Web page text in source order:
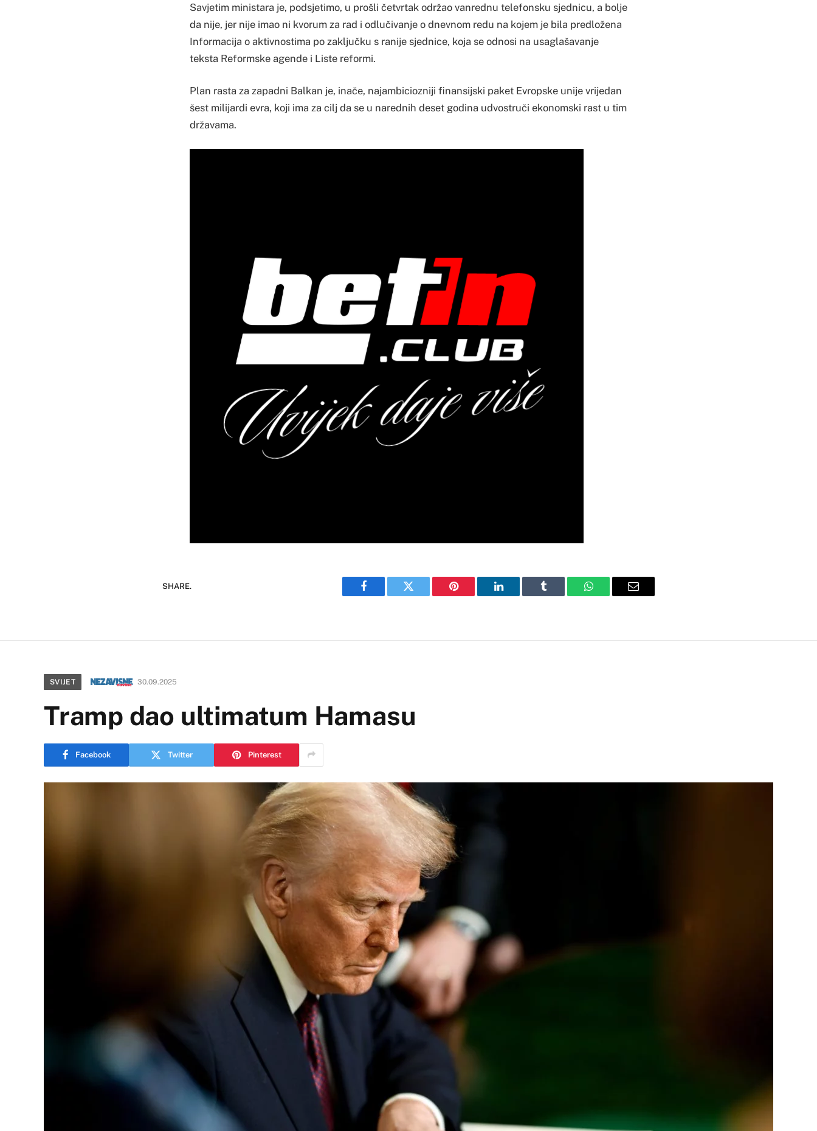
Savjetim ministara je, podsjetimo, u prošli četvrtak održao vanrednu telefonsku sjednicu, a bolje
da nije, jer nije imao ni kvorum za rad i odlučivanje o dnevnom redu na kojem je bila predložena
Informacija o aktivnostima po zaključku s ranije sjednice, koja se odnosi na usaglašavanje
teksta Reformske agende i Liste reformi.
Plan rasta za zapadni Balkan je, inače, najambiciozniji finansijski paket Evropske unije vrijedan
šest milijardi evra, koji ima za cilj da se u narednih deset godina udvostruči ekonomski rast u tim
državama.
SHARE.
Facebook Twitter Pinterest LinkedIn Tumblr WhatsAppEmail
SVIJET 30.09.2025
Tramp dao ultimatum Hamasu
Facebook Twitter Pinterest